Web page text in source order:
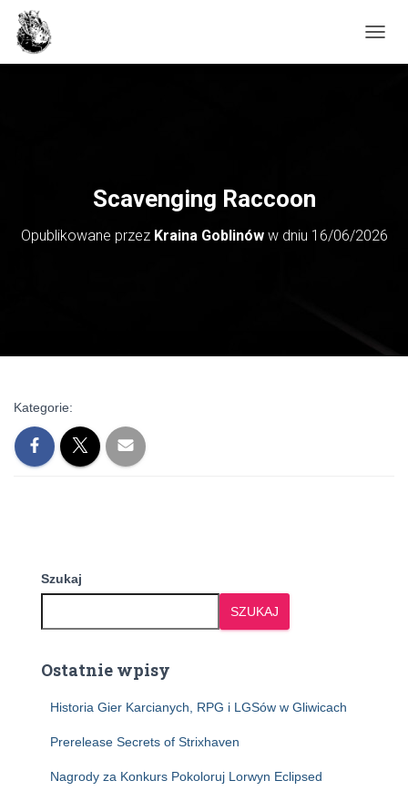
Scavenging Raccoon
Opublikowane przez Kraina Goblinóww dniu 16/06/2026
Kategorie:
Szukaj
SZUKAJ
Ostatnie wpisy
Historia Gier Karcianych, RPG i LGSów w Gliwicach
Prerelease Secrets of Strixhaven
Nagrody za Konkurs Pokoloruj Lorwyn Eclipsed